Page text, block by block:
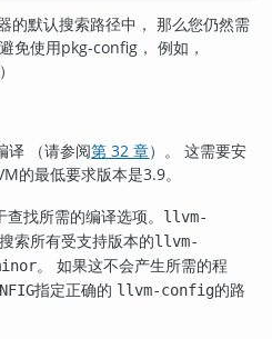
的默认搜索路径中， 那么您仍然需
免使用pkg-config ， 例如，
译 （请参阅第 32 章） 。 这需要安
的最低要求版本是3.9。
查找所需的编译选项。
llvm-
搜索所有受支持版本的llvm-
。 如果这不会产生所需的程
指定正确的 llvm-config的路